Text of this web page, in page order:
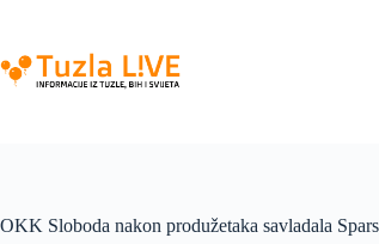
content
OKK Sloboda nakon produžetaka savladala